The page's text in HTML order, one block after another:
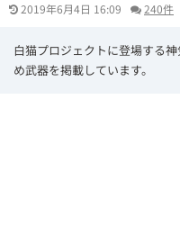
2019年6月4日 16:09 240件
白猫プロジェクトに登場する
め武器を掲載しています。